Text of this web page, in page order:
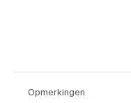
Opmerkingen